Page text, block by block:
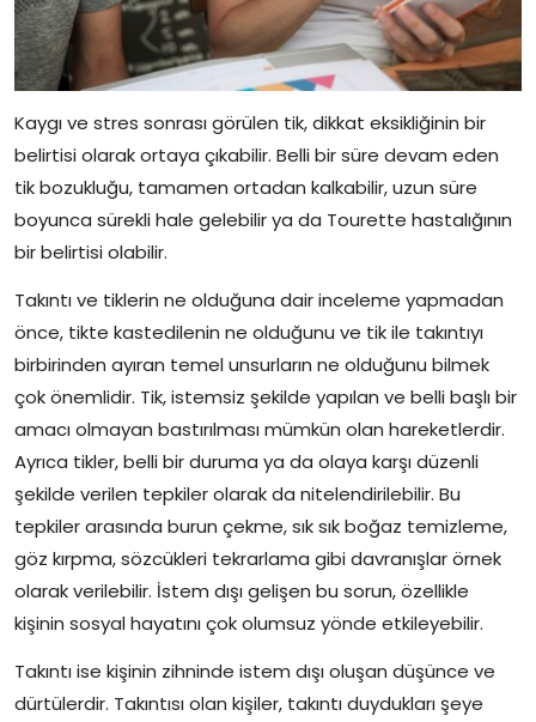
Kaygı ve stres sonrası görülen tik, dikkat eksikliğinin bir
belirtisi olarak ortaya çıkabilir. Belli bir süre devam eden
tik bozukluğu, tamamen ortadan kalkabilir, uzun süre
boyunca sürekli hale gelebilir ya da Tourette hastalığının
bir belirtisi olabilir.
Takıntı ve tiklerin ne olduğuna dair inceleme yapmadan
önce, tikte kastedilenin ne olduğunu ve tik ile takıntıyı
birbirinden ayıran temel unsurların ne olduğunu bilmek
çok önemlidir. Tik, istemsiz şekilde yapılan ve belli başlı bir
amacı olmayan bastırılması mümkün olan hareketlerdir.
Ayrıca tikler, belli bir duruma ya da olaya karşı düzenli
şekilde verilen tepkiler olarak da nitelendirilebilir. Bu
tepkiler arasında burun çekme, sık sık boğaz temizleme,
göz kırpma, sözcükleri tekrarlama gibi davranışlar örnek
olarak verilebilir. İstem dışı gelişen bu sorun, özellikle
kişinin sosyal hayatını çok olumsuz yönde etkileyebilir.
Takıntı ise kişinin zihninde istem dışı oluşan düşünce ve
dürtülerdir. Takıntısı olan kişiler, takıntı duydukları şeye